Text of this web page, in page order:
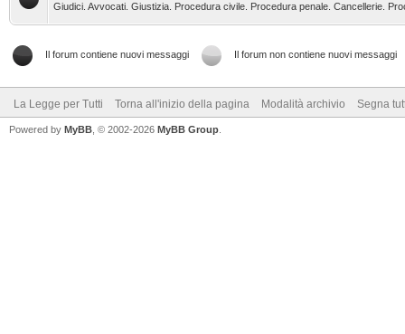
Giudici. Avvocati. Giustizia. Procedura civile. Procedura penale. Cancellerie.
Il forum contiene nuovi messaggi Il forum non contiene nuovi messaggi
La Legge per Tutti Torna all'inizio della pagina Modalità archivio Segna
Powered by MyBB , © 2002-2026 MyBB Group